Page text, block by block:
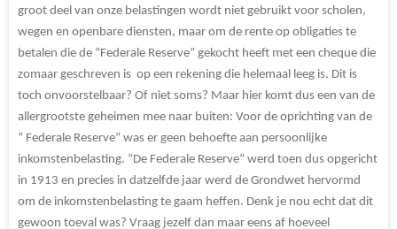
groot deel van onze belastingen wordt niet gebruikt voor scholen,
wegen en openbare diensten, maar om de rente op obligaties te
betalen die de “Federale Reserve” gekocht heeft met een cheque die
zomaar geschreven is op een rekening die helemaal leeg is. Dit is
toch onvoorstelbaar? Of niet soms? Maar hier komt dus een van de
allergrootste geheimen mee naar buiten: Voor de oprichting van de
“ Federale Reserve” was er geen behoefte aan persoonlijke
inkomstenbelasting. “De Federale Reserve” werd toen dus opgericht
in 1913 en precies in datzelfde jaar werd de Grondwet hervormd
om de inkomstenbelasting te gaam heffen. Denk je nou echt dat dit
gewoon toeval was? Vraag jezelf dan maar eens af hoeveel